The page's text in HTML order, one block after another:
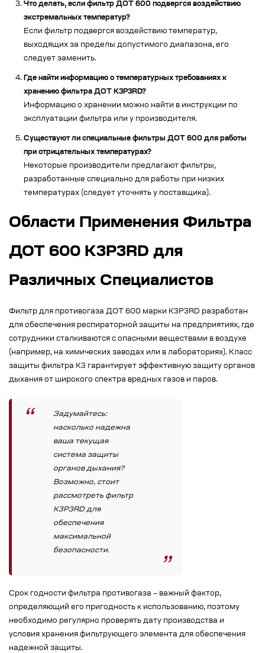
Что делать, если фильтр ДОТ 600 подвергся воздействию
экстремальных температур?
Если фильтр подвергся воздействию температур,
выходящих за пределы допустимого диапазона, его
следует заменить.
Где найти информацию о температурных требованиях к
хранению фильтра ДОТ К3Р3RD?
Информацию о хранении можно найти в инструкции по
эксплуатации фильтра или у производителя.
Существуют ли специальные фильтры ДОТ 600 для работы
при отрицательных температурах?
Некоторые производители предлагают фильтры,
разработанные специально для работы при низких
температурах (следует уточнять у поставщика).
Области Применения Фильтра
ДОТ 600 К3Р3RD для
Различных Специалистов
Фильтр для противогаза ДОТ 600 марки К3Р3RD разработан
для обеспечения респираторной защиты на предприятиях, где
сотрудники сталкиваются с опасными веществами в воздухе
(например, на химических заводах или в лабораториях). Класс
защиты фильтра К3 гарантирует эффективную защиту органов
дыхания от широкого спектра вредных газов и паров.
Задумайтесь:
насколько надежна
ваша текущая
система защиты
органов дыхания?
Возможно, стоит
рассмотреть фильтр
К3Р3RD для
обеспечения
максимальной
безопасности.
Срок годности фильтра противогаза – важный фактор,
определяющий его пригодность к использованию, поэтому
необходимо регулярно проверять дату производства и
условия хранения фильтрующего элемента для обеспечения
надежной защиты.